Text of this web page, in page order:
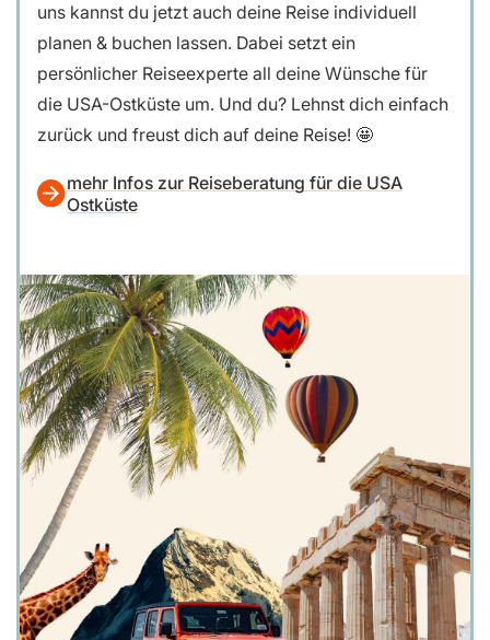
uns kannst du jetzt auch deine Reise individuell
planen & buchen lassen. Dabei setzt ein
persönlicher Reiseexperte all deine Wünsche für
die USA-Ostküste um. Und du? Lehnst dich einfach
zurück und freust dich auf deine Reise! 🤩
mehr Infos zur Reiseberatung für die USA
Ostküste